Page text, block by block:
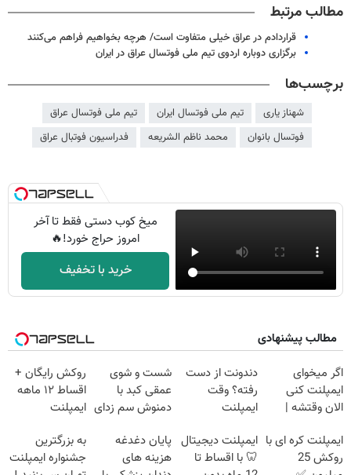
مطالب مرتبط
قراردادم در عراق خیلی متفاوت است/ هرچه بخواهیم فراهم می‌کنند
برگزاری دوباره اردوی تیم ملی فوتسال عراق در ایران
برچسب‌ها
شهناز یاری تیم ملی فوتسال ایران
تیم ملی فوتسال عراق
فوتسال بانوان
محمد ناظم الشریعه فدراسیون فوتبال عراق
میخ کوب دستی فقط تا آخر
امروز حراج خورد!🔥
خرید با تخفیف
مطالب پیشنهادی
اگر میخوای
ایمپلنت کنی
الان وقتشه |
میلیون تومان!!!
دندونت از دست
رفته؟ وقت
ایمپلنت
شست و شوی
عمقی کبد با
دمنوش سم زدای
روکش رایگان +
اقساط ۱۲ ماهه
ایمپلنت
ایمپلنت کره ای با
روکش 25
ایمپلنت دیجیتال
🦷 با اقساط تا
پایان دغدغه
هزینه های
به بزرگترین
جشنواره ایمپلنت